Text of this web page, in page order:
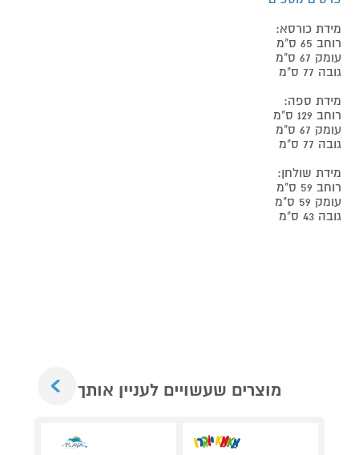
מידת כורסא:
רוחב 65 ס"מ
עומק 67 ס"מ
גובה 77 ס"מ
מידת ספה:
רוחב 129 ס"מ
עומק 67 ס"מ
גובה 77 ס"מ
מידת שולחן:
רוחב 59 ס"מ
עומק 59 ס"מ
גובה 43 ס"מ
מוצרים שעשויים לעניין אותך